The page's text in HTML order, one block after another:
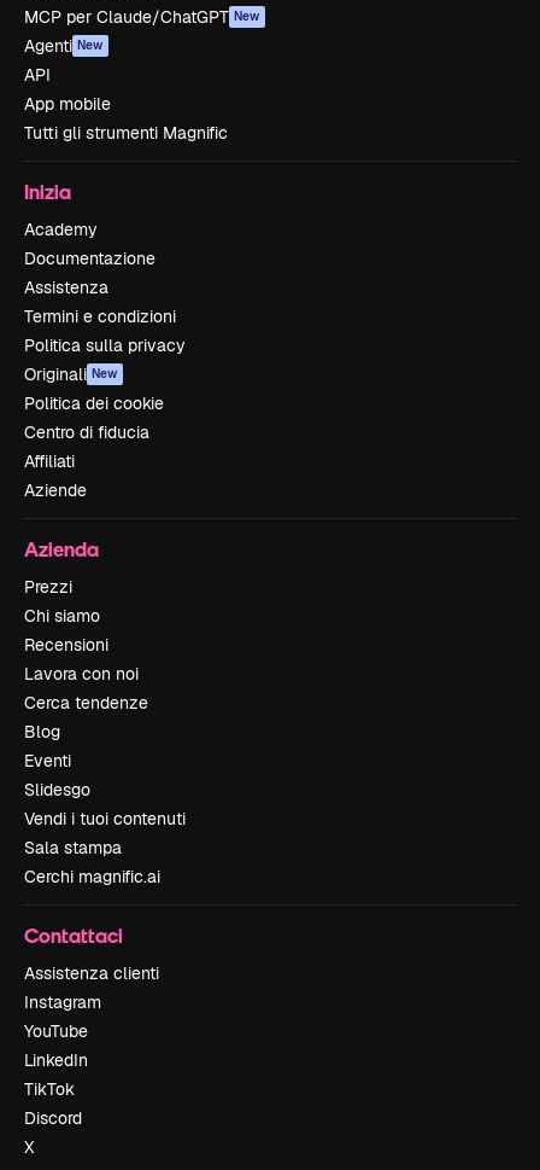
MCP per Claude/ChatGPT New
Agenti New
API
App mobile
Tutti gli strumenti Magnific
Inizia
Academy
Documentazione
Assistenza
Termini e condizioni
Politica sulla privacy
Originali New
Politica dei cookie
Centro di fiducia
Affiliati
Aziende
Azienda
Prezzi
Chi siamo
Recensioni
Lavora con noi
Cerca tendenze
Blog
Eventi
Slidesgo
Vendi i tuoi contenuti
Sala stampa
Cerchi magnific.ai
Contattaci
Assistenza clienti
Instagram
YouTube
LinkedIn
TikTok
Discord
X